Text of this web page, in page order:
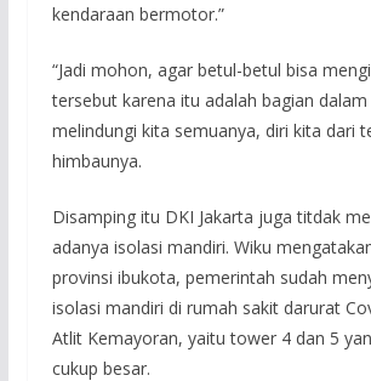
kendaraan bermotor.”
“Jadi mohon, agar betul-betul bisa
tersebut karena itu adalah bagian dalam
melindungi kita semuanya, diri kita dari
himbaunya.
Disamping itu DKI Jakarta juga titdak
adanya isolasi mandiri. Wiku
provinsi ibukota, pemerintah sudah
isolasi mandiri di rumah sakit darurat
Atlit Kemayoran, yaitu tower 4 dan 5
cukup besar.